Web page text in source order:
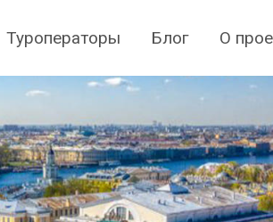
Туроператоры Блог О